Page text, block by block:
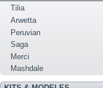
Tilia
Arwetta
Peruvian
Saga
Merci
Mashdale